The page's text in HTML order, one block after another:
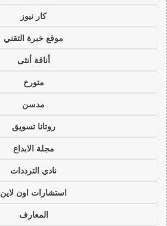
كار نيوز
موقع خبرة التقني
أناقة أنثى
متورخ
مدسن
روتانا تسويق
مجلة الابداع
نادي الترددات
استشارات اون لاين
المعارف